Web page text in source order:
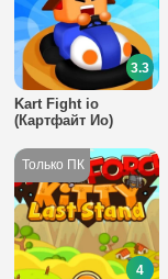
Kart Fight io
(Картфайт Ио)
3.3
4